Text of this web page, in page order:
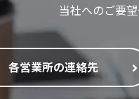
当社へのご要
各営業所の連絡先